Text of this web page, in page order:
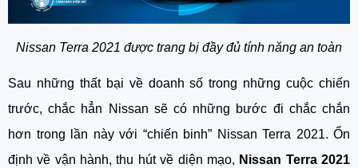
Nissan Terra 2021 được trang bị đầy đủ tính năng an toàn
Sau những thất bại về doanh số trong những cuộc chiến
trước, chắc hẳn Nissan sẽ có những bước đi chắc chắn
hơn trong lần này với “chiến binh” Nissan Terra 2021. Ổn
định về vận hành, thu hút về diện mạo, Nissan Terra 2021